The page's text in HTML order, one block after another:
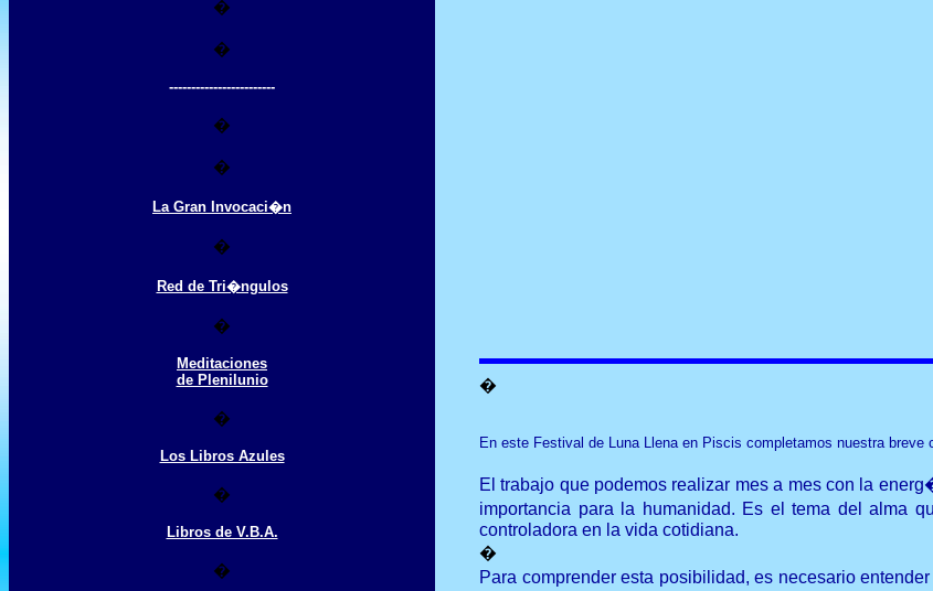
�
�
------------------------
�
�
La Gran Invocaci�n
�
Red de Tri�ngulos
�
Meditaciones
de Plenilunio
�
Los Libros Azules
�
Libros de V.B.A.
�
�
En este Festival de Luna Llena en Piscis completamos nuestra
El trabajo que podemos realizar mes a mes con la
importancia para la humanidad. Es el tema del alma
controladora en la vida cotidiana.
�
Para comprender esta posibilidad, es necesario